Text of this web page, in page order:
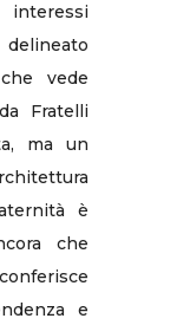
vede
Fratelli
ma un
è
che
e